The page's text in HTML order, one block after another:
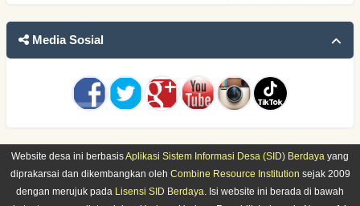
Media Sosial
Website desa ini berbasisAplikasi Sistem Informasi Desa (SID) Berdaya yang
diprakarsai dan dikembangkan oleh Combine Resource Institution sejak 2009
dengan merujuk pada
Lisensi SID Berdaya.
Isi website ini berada di bawah